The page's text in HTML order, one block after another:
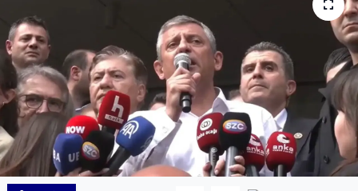
POLİTİKA
SAĞLIK
Siyaset
SPOR